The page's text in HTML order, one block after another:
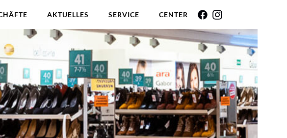
AKTUELLES SERVICE CENTER